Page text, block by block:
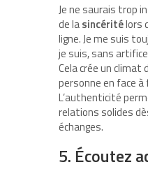
Je ne saurais trop
de lasincéritélors
ligne. Je me suis
je suis, sans
Cela crée un climat
personne en face
L’authenticité
relations solides
échanges.
5. Écoutez